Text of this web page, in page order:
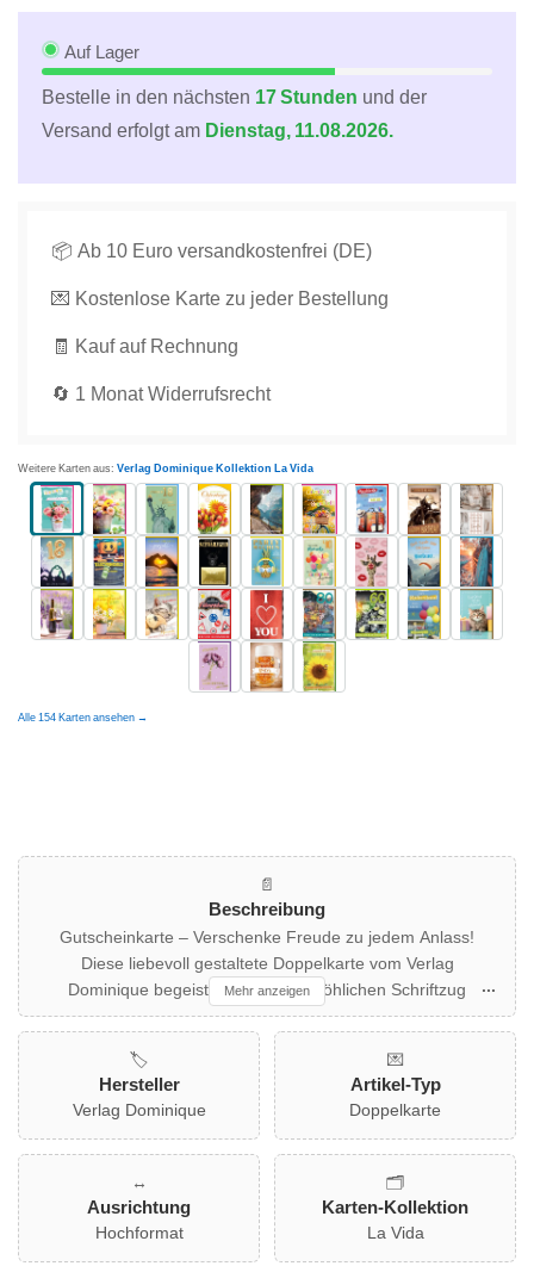
Anlässe
mit
rosa
Rosen
Eimer
türkisfarbenem
und
Schriftzug
etwas
dich
glücklich
macht
verringern
Anlässe
mit
rosa
Rosen
Eimer
türkisfarbenem
und
Schriftzug
etwas
dich
glücklich
macht
erhöhen
Auf Lager
Bestelle in den nächsten 17 Stunden und der
Versand erfolgt am Dienstag, 11.08.2026.
📦 Ab 10 Euro versandkostenfrei (DE)
💌 Kostenlose Karte zu jeder Bestellung
🧾 Kauf auf Rechnung
🔄 1 Monat Widerrufsrecht
Weitere Karten aus: Verlag Dominique Kollektion La Vida
Alle 154 Karten ansehen →
📄
Beschreibung
Gutscheinkarte – Verschenke Freude zu jedem Anlass!
Diese liebevoll gestaltete Doppelkarte vom Verlag
Dominique begeistert mit einem fröhlichen Schriftzug
„Gutschein für etwas, das dich glücklich macht“ und
bezaubert durch das Motiv von zarten rosa Rosen im Eimer
auf einem leuchtend türkisfarbenen Hintergrund. Ob
Geburtstag, Jubiläum oder einfach nur so – diese
Gutscheinkarte ist die perfekte Wahl, um besondere
Momente unvergesslich zu machen. Die hochwertige
Verarbeitung und das stilvolle Design sorgen dafür, dass
deine Botschaft garantiert in Erinnerung bleibt. Mit
ausreichend Platz für persönliche Worte zauberst du dem
Beschenkten garantiert ein Lächeln ins Gesicht
Mehr anzeigen
🏷️
Hersteller
Verlag Dominique
💌
Artikel-Typ
Doppelkarte
↔️
Ausrichtung
Hochformat
🗂️
Karten-Kollektion
La Vida